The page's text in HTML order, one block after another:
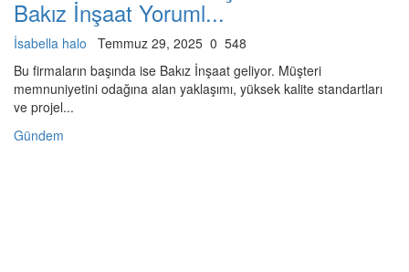
Bakız İnşaat Yoruml...
İsabella halo Temmuz 29, 2025 0 548
Bu firmaların başında ise Bakız İnşaat geliyor. Müşteri
memnuniyetini odağına alan yaklaşımı, yüksek kalite standartları
ve projel...
Gündem